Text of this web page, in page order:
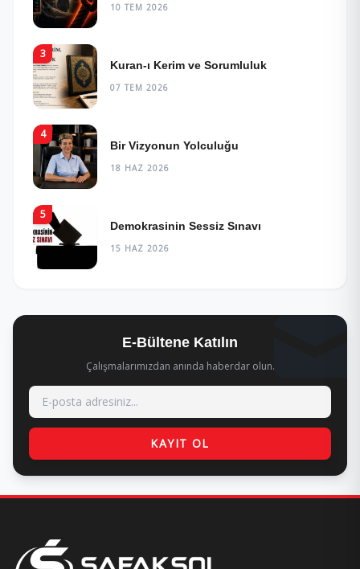
10 TEM 2026
3
Kuran-ı Kerim ve Sorumluluk
07 TEM 2026
4
Bir Vizyonun Yolculuğu
18 HAZ 2026
5
Demokrasinin Sessiz Sınavı
15 HAZ 2026
E-Bültene Katılın
Çalışmalarımızdan anında haberdar olun.
KAYIT OL